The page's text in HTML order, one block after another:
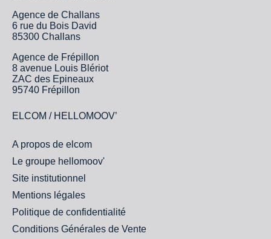
Agence de Challans
6 rue du Bois David
85300 Challans
Agence de Frépillon
8 avenue Louis Blériot
ZAC des Epineaux
95740 Frépillon
ELCOM / HELLOMOOV’
A propos de elcom
Le groupe hellomoov'
Site institutionnel
Mentions légales
Politique de confidentialité
Conditions Générales de Vente